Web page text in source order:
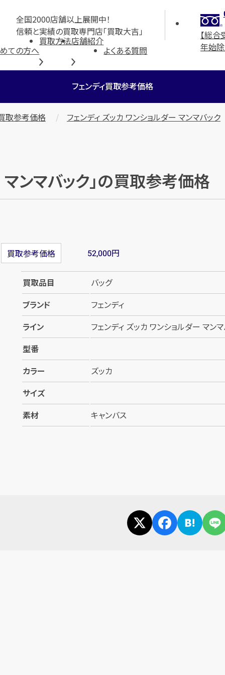
全国2000店舗以上展開中！
信頼と実績の買取専門店「買取大吉」
【総
年始
ての方へ
買取方法店舗紹介
よくある質問
フェンディ買取参考価格
取参考価格 フェンディ ズッカ ワンショルダー マンマバック
マンマバック」の買取参考価格
買取参考価格 52,000円
買取品目
バッグ
ブランド
フェンディ
ライン
フェンディ ズッカ ワンショルダー マン
型番
カラー
ズッカ
サイズ
素材
キャンバス